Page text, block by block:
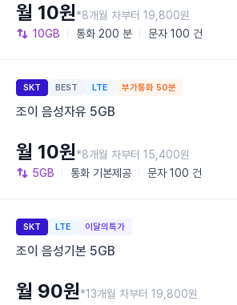
10GB 통화 200 분 문자 100 건
월 10원*8개월 차부터 19,800원
SKT BEST LTE 부가통화 50분
조이 음성자유 5GB
5GB 통화 기본제공 문자 100 건
월 10원*8개월 차부터 15,400원
SKT LTE 이달의특가
조이 음성기본 5GB
월 90원*13개월 차부터 19,800원